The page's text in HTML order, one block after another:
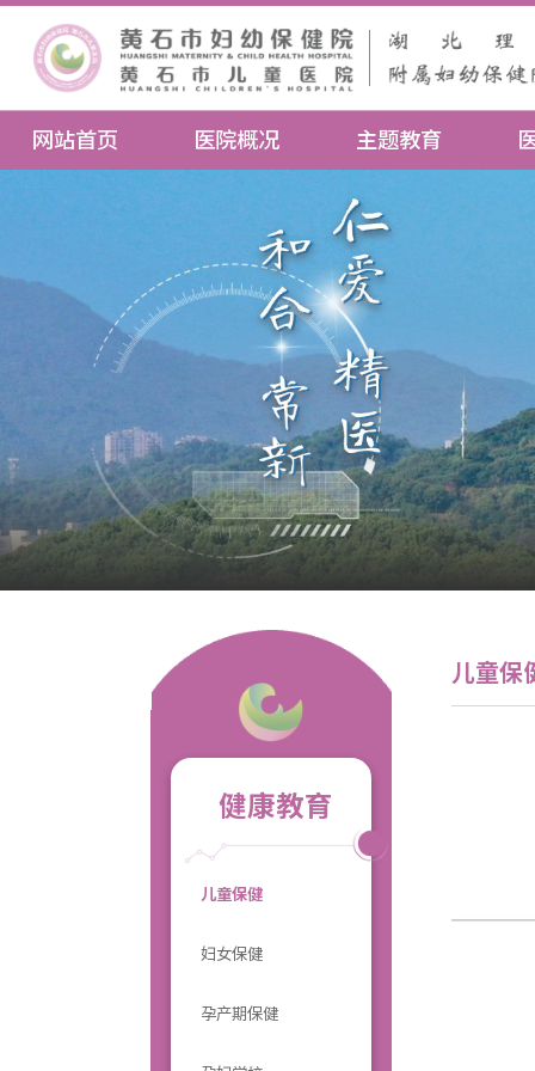
网站首页 医院概况 主题教育
健康教育
儿童保健
妇女保健
孕产期保健
儿童保